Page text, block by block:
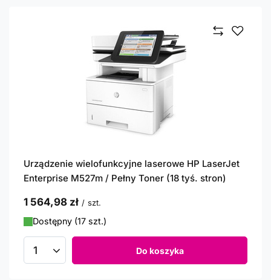
Urządzenie wielofunkcyjne laserowe HP LaserJet
Enterprise M527m / Pełny Toner (18 tyś. stron)
1 564,98 zł / szt.
Dostępny (17 szt.)
Ilość produktów Do koszyka